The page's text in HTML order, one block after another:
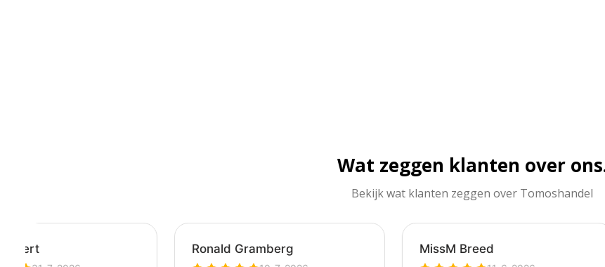
Wat zeggen klanten over
Bekijk wat klanten zeggen over Tomoshandel